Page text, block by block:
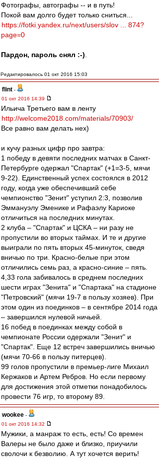
Фотографы, автографы -- и в путь!
Покой вам долго будет только сниться...
https://fotki.yandex.ru/next/users/slov ... 874?
page=0
Пардон, пароль снял :-)
Редактировалось 01 окт 2016 15:03
flint -
01 окт 2016 14:39
Ильича Третьего вам в ленту
http://welcome2018.com/materials/70903/
Все равно вам делать нех)
и кучу разных цифр про завтра:
1 победу в девяти последних матчах в Санкт-
Петербурге одержал "Спартак" (+1=3-5, мячи
9-22). Единственный успех состоялся в 2012
году, когда уже обеспечивший себе
чемпионство "Зенит" уступил 2:3, позволив
Эммануэлу Эменике и Рафаэлу Кариоке
отличиться на последних минутах.
2 клуба – "Спартак" и ЦСКА – ни разу не
пропустили во вторых таймах. И те и другие
выиграли по пять вторых 45-минуток, сведя
вничью по три. Красно-белые при этом
отличились семь раз, а красно-синие – пять.
4,33 гола забивалось в среднем последних
шести играх "Зенита" и "Спартака" на стадионе
"Петровский" (мячи 19-7 в пользу хозяев). При
этом один из поединков – в сентябре 2014 года
– завершился нулевой ничьей.
16 побед в поединках между собой в
чемпионате России одержали "Зенит" и
"Спартак". Еще 12 встреч завершились вничью
(мячи 70-66 в пользу питерцев).
99 голов пропустили в премьер-лиге Михаил
Кержаков и Артем Ребров. Но если первому
для достижения этой отметки понадобилось
провести 76 игр, то второму 89.
wookee -
01 окт 2016 14:32
Мужики, а манраж то есть, есть! Со времен
Валеры не было даже и близко, приучили
сволочи к безволию. А тут хочется верить!